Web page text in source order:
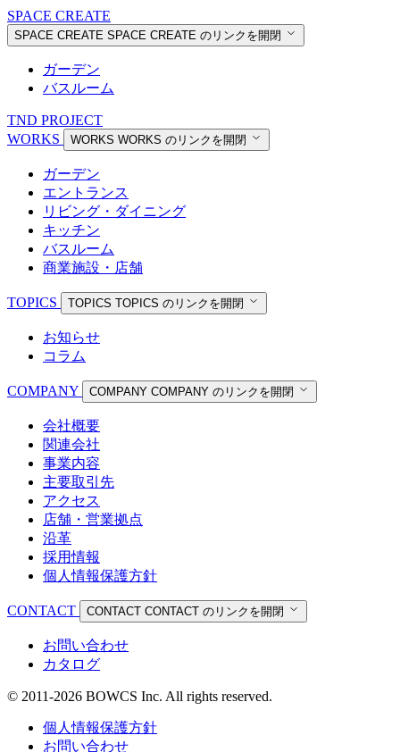
SPACE CREATE
SPACE CREATE SPACE CREATE のリンクを開閉
ガーデン
バスルーム
TND PROJECT
WORKS
WORKS WORKS のリンクを開閉
ガーデン
エントランス
リビング・ダイニング
キッチン
バスルーム
商業施設・店舗
TOPICS TOPICS TOPICS のリンクを開閉
お知らせ
コラム
COMPANY COMPANY COMPANY のリンクを開閉
会社概要
関連会社
事業内容
主要取引先
アクセス
店舗・営業拠点
沿革
採用情報
個人情報保護方針
CONTACT CONTACT CONTACT のリンクを開閉
お問い合わせ
カタログ
© 2011-2026 BOWCS Inc. All rights reserved.
個人情報保護方針
お問い合わせ